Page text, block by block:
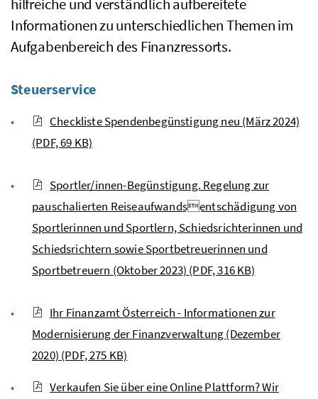
Informationen zu unterschiedlichen Themen im
Aufgabenbereich des Finanzressorts.
Steuerservice
Checkliste Spendenbegünstigung neu (März 2024)
(PDF, 69 KB)
Sportler/innen-Begünstigung. Regelung zur
pauschalierten Reiseaufwandsentschädigung von
Sportlerinnen und Sportlern, Schiedsrichterinnen und
Schiedsrichtern sowie Sportbetreuerinnen und
Sportbetreuern (Oktober 2023) (PDF, 316 KB)
Ihr Finanzamt Österreich - Informationen zur
Modernisierung der Finanzverwaltung (Dezember
2020) (PDF, 275 KB)
Verkaufen Sie über eine Online Plattform? Wir